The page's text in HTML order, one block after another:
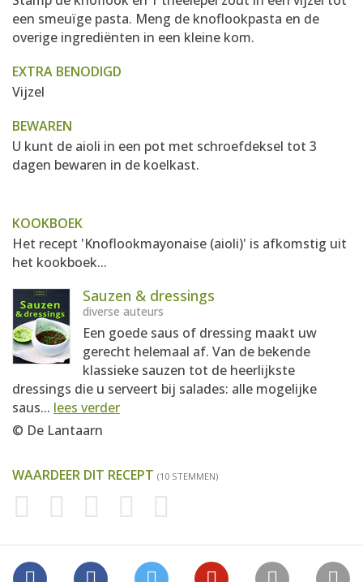
een smeuïge pasta. Meng de knoflookpasta en de
overige ingrediënten in een kleine kom.
EXTRA BENODIGD
Vijzel
BEWAREN
U kunt de aioli in een pot met schroefdeksel tot 3
dagen bewaren in de koelkast.
KOOKBOEK
Het recept 'Knoflookmayonaise (aioli)' is afkomstig uit
het kookboek...
Sauzen & dressings
diverse auteurs
Een goede saus of dressing maakt uw
gerecht helemaal af. Van de bekende
klassieke sauzen tot de heerlijkste
dressings die u serveert bij salades: alle mogelijke
saus... lees verder
© De Lantaarn
WAARDEER DIT RECEPT (10 STEMMEN)